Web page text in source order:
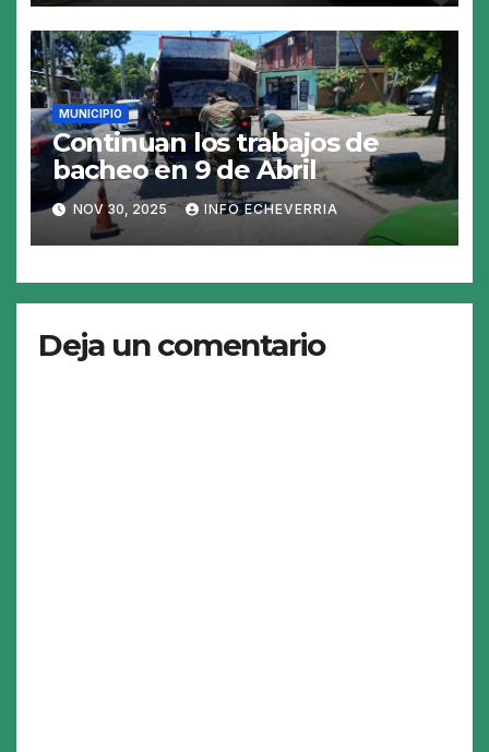
MUNICIPIO
Continuan los trabajos de
bacheo en 9 de Abril
NOV 30, 2025 INFO ECHEVERRIA
Deja un comentario